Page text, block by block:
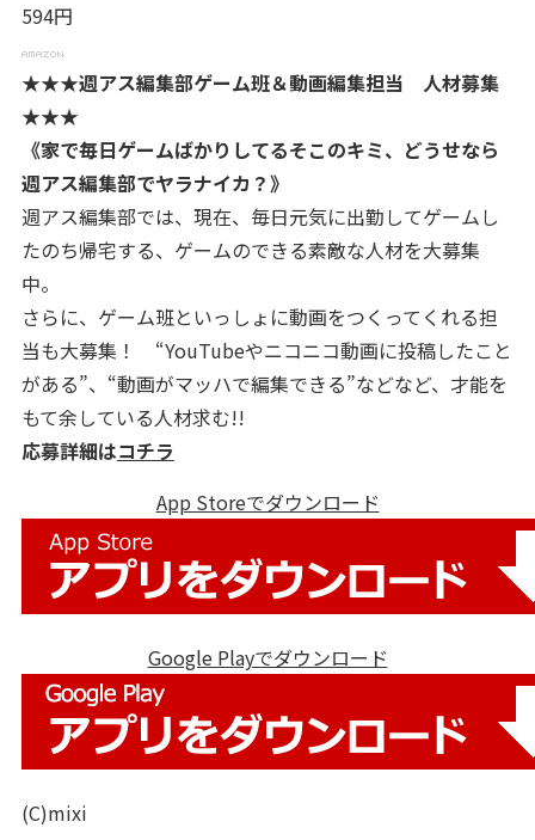
594円
★★★週アス編集部ゲーム班＆動画編集担当 人材募集
★★★
《家で毎日ゲームばかりしてるそこのキミ、どうせなら
週アス編集部でヤラナイカ？》
週アス編集部では、現在、毎日元気に出勤してゲームし
たのち帰宅する、ゲームのできる素敵な人材を大募集
中。
さらに、ゲーム班といっしょに動画をつくってくれる担
当も大募集！ “YouTubeやニコニコ動画に投稿したこと
がある”、“動画がマッハで編集できる”などなど、才能を
もて余している人材求む!!
応募詳細はコチラ
App Storeでダウンロード
Google Playでダウンロード
(C)mixi